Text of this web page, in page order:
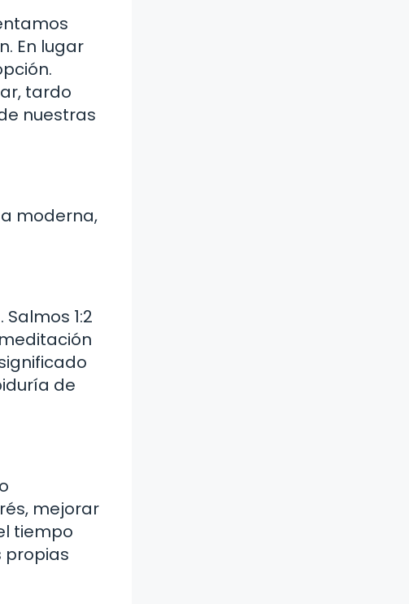
En lugar
tardo
nuestras
moderna,
1:2
de
mejorar
tiempo
propias